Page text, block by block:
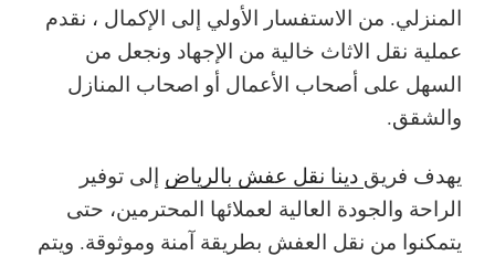
المنزلي. من الاستفسار الأولي إلى الإكمال ، نقدم
عملية نقل الاثاث خالية من الإجهاد ونجعل من
السهل على أصحاب الأعمال أو اصحاب المنازل
والشقق.
يهدف فريق دينا نقل عفش بالرياض إلى توفير
الراحة والجودة العالية لعملائها المحترمين، حتى
يتمكنوا من نقل العفش بطريقة آمنة وموثوقة. ويتم